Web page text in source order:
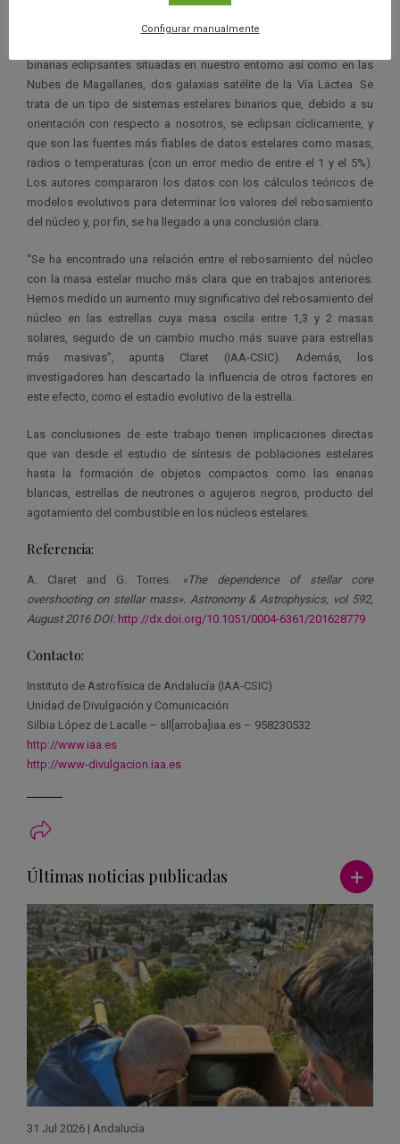
escasez de datos observacionales fiables”.
binarias eclipsantes situadas en nuestro entorno así como en las
Nubes de Magallanes, dos galaxias satélite de la Vía Láctea. Se
trata de un tipo de sistemas estelares binarios que, debido a su
orientación con respecto a nosotros, se eclipsan cíclicamente, y
que son las fuentes más fiables de datos estelares como masas,
radios o temperaturas (con un error medio de entre el 1 y el 5%).
Los autores compararon los datos con los cálculos teóricos de
modelos evolutivos para determinar los valores del rebosamiento
del núcleo y, por fin, se ha llegado a una conclusión clara.
“Se ha encontrado una relación entre el rebosamiento del núcleo
con la masa estelar mucho más clara que en trabajos anteriores.
Hemos medido un aumento muy significativo del rebosamiento del
núcleo en las estrellas cuya masa oscila entre 1,3 y 2 masas
solares, seguido de un cambio mucho más suave para estrellas
más masivas”, apunta Claret (IAA-CSIC). Además, los
investigadores han descartado la influencia de otros factores en
este efecto, como el estadio evolutivo de la estrella.
Las conclusiones de este trabajo tienen implicaciones directas
que van desde el estudio de síntesis de poblaciones estelares
hasta la formación de objetos compactos como las enanas
blancas, estrellas de neutrones o agujeros negros, producto del
agotamiento del combustible en los núcleos estelares.
Referencia:
A. Claret and G. Torres. «The dependence of stellar core
overshooting on stellar mass». Astronomy & Astrophysics, vol 592,
August 2016 DOI: http://dx.doi.org/10.1051/0004-6361/201628779
Contacto:
Instituto de Astrofísica de Andalucía (IAA-CSIC)
Unidad de Divulgación y Comunicación
Silbia López de Lacalle – sll[arroba]iaa.es – 958230532
http://www.iaa.es
http://www-divulgacion.iaa.es
Últimas noticias publicadas Ver más
31 Jul 2026 | Andalucía
Configurar manualmente